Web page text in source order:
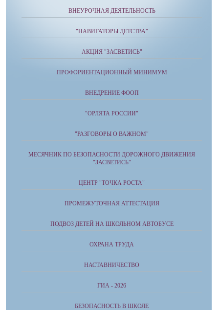
ВНЕУРОЧНАЯ ДЕЯТЕЛЬНОСТЬ
"НАВИГАТОРЫ ДЕТСТВА"
АКЦИЯ "ЗАСВЕТИСЬ"
ПРОФОРИЕНТАЦИОННЫЙ МИНИМУМ
ВНЕДРЕНИЕ ФООП
"ОРЛЯТА РОССИИ"
"РАЗГОВОРЫ О ВАЖНОМ"
МЕСЯЧНИК ПО БЕЗОПАСНОСТИ ДОРОЖНОГО ДВИЖЕНИЯ
"ЗАСВЕТИСЬ"
ЦЕНТР "ТОЧКА РОСТА"
ПРОМЕЖУТОЧНАЯ АТТЕСТАЦИЯ
ПОДВОЗ ДЕТЕЙ НА ШКОЛЬНОМ АВТОБУСЕ
ОХРАНА ТРУДА
НАСТАВНИЧЕСТВО
ГИА - 2026
БЕЗОПАСНОСТЬ В ШКОЛЕ